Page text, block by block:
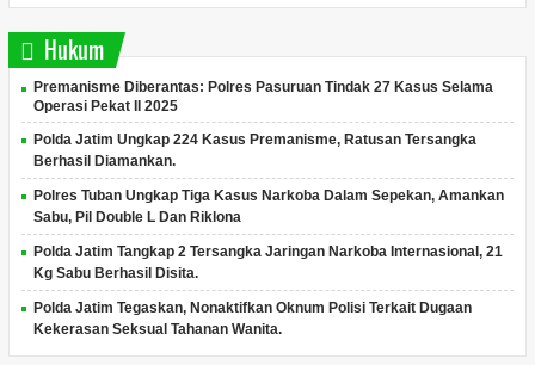
Hukum
Premanisme Diberantas: Polres Pasuruan Tindak 27 Kasus Selama
Operasi Pekat II 2025
Polda Jatim Ungkap 224 Kasus Premanisme, Ratusan Tersangka
Berhasil Diamankan.
Polres Tuban Ungkap Tiga Kasus Narkoba Dalam Sepekan, Amankan
Sabu, Pil Double L Dan Riklona
Polda Jatim Tangkap 2 Tersangka Jaringan Narkoba Internasional, 21
Kg Sabu Berhasil Disita.
Polda Jatim Tegaskan, Nonaktifkan Oknum Polisi Terkait Dugaan
Kekerasan Seksual Tahanan Wanita.